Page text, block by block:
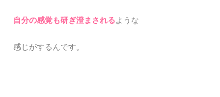
自分の感覚も研ぎ澄まされるような
感じがするんです。